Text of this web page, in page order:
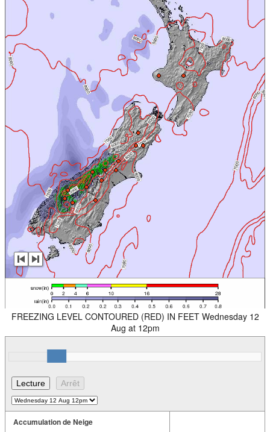
FREEZING LEVEL CONTOURED (RED) IN FEET Wednesday 12
Aug at 12pm
Accumulation de Neige